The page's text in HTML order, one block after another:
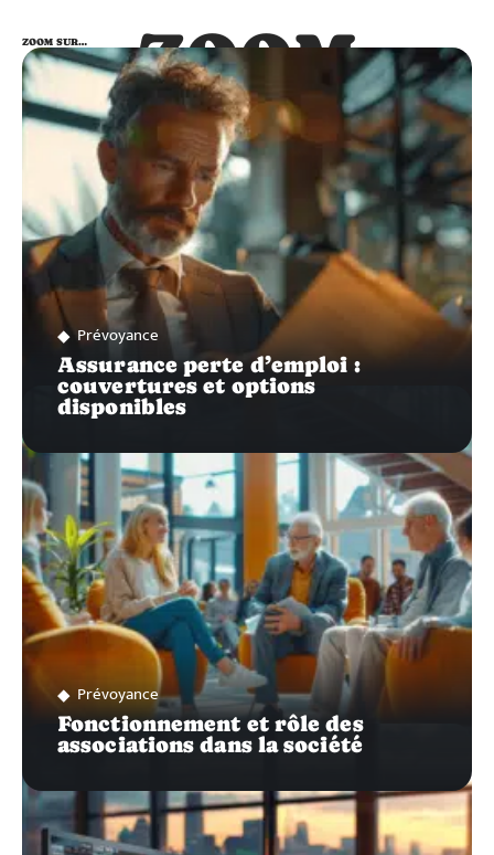
ZOOM
SUR…
ZOOM SUR…
Prévoyance
Assurance perte d’emploi :
couvertures et options
disponibles
Prévoyance
Fonctionnement et rôle des
associations dans la société